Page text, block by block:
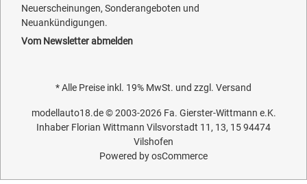
Neuerscheinungen, Sonderangeboten und
Neuankündigungen.
Vom Newsletter abmelden
* Alle Preise inkl. 19% MwSt. und zzgl. Versand
modellauto18.de© 2003-2026 Fa. Gierster-Wittmann e.K.
Inhaber Florian Wittmann Vilsvorstadt 11, 13, 15 94474
Vilshofen
Powered byosCommerce